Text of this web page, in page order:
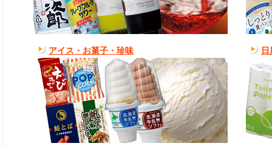
アイス・お菓子・珍味